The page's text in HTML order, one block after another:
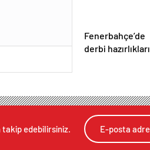
Fenerbahçe’de
derbi hazırlıkları
edebilirsiniz.